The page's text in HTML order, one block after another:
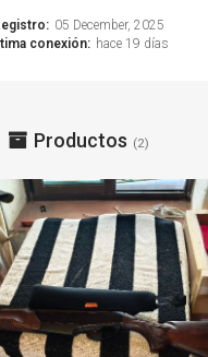
05 December, 2025
conexión: hace 19 días
Productos (2)